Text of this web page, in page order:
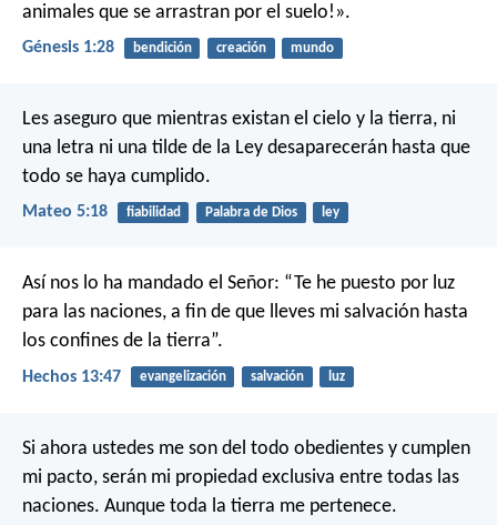
animales que se arrastran por el suelo!».
Génesis 1:28 bendición creación mundo
Les aseguro que mientras existan el cielo y la tierra, ni
una letra ni una tilde de la Ley desaparecerán hasta que
todo se haya cumplido.
Mateo 5:18 fiabilidad Palabra de Dios ley
Así nos lo ha mandado el Señor: “Te he puesto por luz
para las naciones, a fin de que lleves mi salvación hasta
los confines de la tierra”.
Hechos 13:47 evangelización salvación luz
Si ahora ustedes me son del todo obedientes y cumplen
mi pacto, serán mi propiedad exclusiva entre todas las
naciones. Aunque toda la tierra me pertenece.